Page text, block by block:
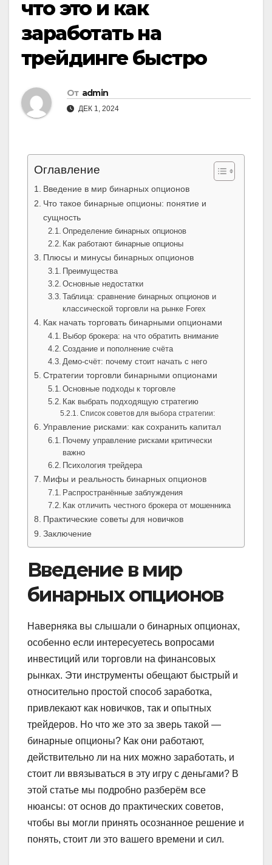
что это и как
заработать на
трейдинге быстро
От admin
ДЕК 1, 2024
Оглавление
Введение в мир бинарных опционов
Что такое бинарные опционы: понятие и
сущность
Определение бинарных опционов
Как работают бинарные опционы
Плюсы и минусы бинарных опционов
Преимущества
Основные недостатки
Таблица: сравнение бинарных опционов и
классической торговли на рынке Forex
Как начать торговать бинарными опционами
Выбор брокера: на что обратить внимание
Создание и пополнение счёта
Демо-счёт: почему стоит начать с него
Стратегии торговли бинарными опционами
Основные подходы к торговле
Как выбрать подходящую стратегию
Список советов для выбора стратегии:
Управление рисками: как сохранить капитал
Почему управление рисками критически
важно
Психология трейдера
Мифы и реальность бинарных опционов
Распространённые заблуждения
Как отличить честного брокера от мошенника
Практические советы для новичков
Заключение
Введение в мир
бинарных опционов
Наверняка вы слышали о бинарных опционах,
особенно если интересуетесь вопросами
инвестиций или торговли на финансовых
рынках. Эти инструменты обещают быстрый и
относительно простой способ заработка,
привлекают как новичков, так и опытных
трейдеров. Но что же это за зверь такой —
бинарные опционы? Как они работают,
действительно ли на них можно заработать, и
стоит ли ввязываться в эту игру с деньгами? В
этой статье мы подробно разберём все
нюансы: от основ до практических советов,
чтобы вы могли принять осознанное решение и
понять, стоит ли это вашего времени и сил.